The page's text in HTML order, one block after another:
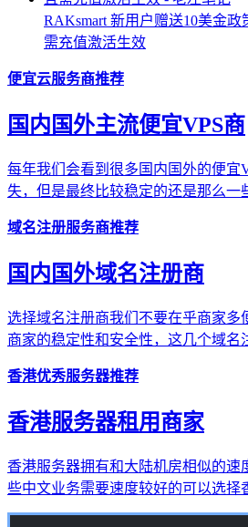
RAKsmart 新用户赠送10美金政
需充值激活生效
便宜云服务商推荐
国内国外主流便宜VPS商
每年我们会看到很多国内国外的便宜
失，但是最终比较稳定的还是那么一
域名注册服务商推荐
国内国外域名注册商
选择域名注册商我们不要在乎商家多
商家的稳定性和安全性，这几个域名
香港优秀服务器推荐
香港服务器租用商家
香港服务器拥有和大陆机房相似的速
些中文业务需要速度较好的可以选择